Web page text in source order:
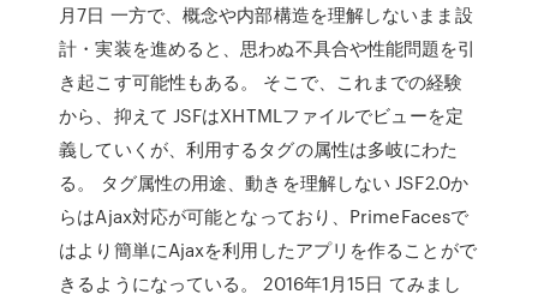
月7日 一方で、概念や内部構造を理解しないまま設
計・実装を進めると、思わぬ不具合や性能問題を引
き起こす可能性もある。 そこで、これまでの経験
から、抑えて JSFはXHTMLファイルでビューを定
義していくが、利用するタグの属性は多岐にわた
る。 タグ属性の用途、動きを理解しない JSF2.0か
らはAjax対応が可能となっており、PrimeFacesで
はより簡単にAjaxを利用したアプリを作ることがで
きるようになっている。 2016年1月15日 てみまし